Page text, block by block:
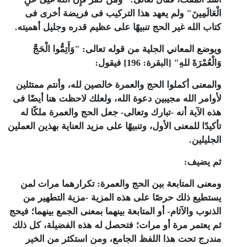
الْعَالَمِينَ" ولم يعهد هذا التركيب فى فريضة أخرى فى
كتاب الله غير الحج تنبيهًا على عظيم قدره وجليل أهميته.
ويوضع المعاني الجلية من قوله تعالى: "وَأَتِمُّوا الْحَجَّ
وَالْعُمْرَةَ للهِ" [البقرة: 196] فيقول:
والمعنى أكملوا الحج والعمرة خالصين لله، وأنتم ممتثلين
لأوامر الله مجيبين دعوة الله، ولعلك لاحظت هنا أيضًا فى
هذه الآية أنه -تبارك وتعالى- جعل الحج والعمرة ملكًا له
تأكيدًا للمعنى الأول، وتنبيهًا على مزيد العناية بهذين العملين
الجليلين.
ثم يضيف:
ومعنى المتابعة بين الحج والعمرة: تكرارهما مرات لمن
يستطيع ذلك حرصًا على هذه المزية -مزية التطهير من
الذنوب والآثام- أو المتابعة بينهما بمعنى الجمع بينهما؛ فيحج
ثم يعتمر مرة أو مرات؛ فتحصل له هذه الفضيلة، كل ذلك
مندرج تحت هذا اللفظ الجامع، ومن استكثر من الخير